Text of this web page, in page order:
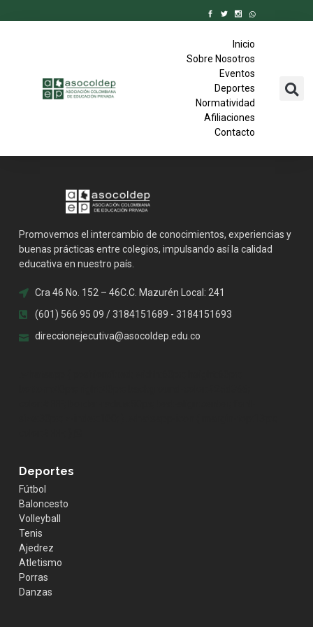
Inicio
Sobre Nosotros
Eventos
Deportes
Normatividad
Afiliaciones
Contacto
Promovemos el intercambio de conocimientos, experiencias y
buenas prácticas entre colegios, impulsando así la calidad
educativa en nuestro país.
Cra 46 No. 152 – 46C.C. Mazurén Local: 241
(601) 566 95 09 / 3184151689 - 3184151693
direccionejecutiva@asocoldep.edu.co
Deportes
Fútbol
Baloncesto
Volleyball
Tenis
Ajedrez
Atletismo
Porras
Danzas